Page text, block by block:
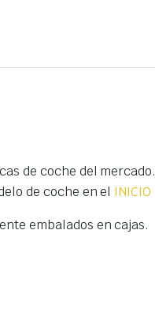
de coche del
de coche en el INICIO
embalados en cajas.